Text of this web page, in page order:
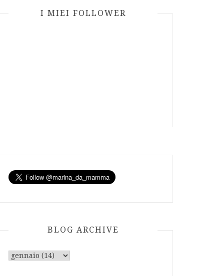
I MIEI FOLLOWER
BLOG ARCHIVE